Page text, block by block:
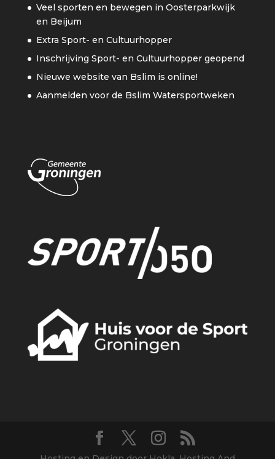
Veel sporten en bewegen in Oosterparkwijk
en Beijum
Extra Sport- en Cultuurhopper
Inschrijving Sport- en Cultuurhopper geopend
Nieuwe website van Bslim is online!
Aanmelden voor de Bslim Watersportweken